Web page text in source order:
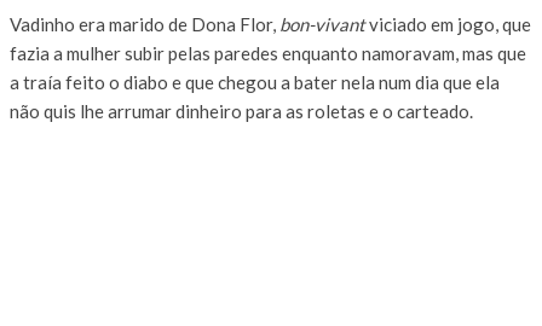
Vadinho era marido de Dona Flor, bon-vivantviciado em jogo, que
fazia a mulher subir pelas paredes enquanto namoravam, mas que
a traía feito o diabo e que chegou a bater nela num dia que ela
não quis lhe arrumar dinheiro para as roletas e o carteado.